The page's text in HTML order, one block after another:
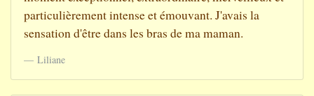
particulièrement intense et émouvant. J'avais la
sensation d'être dans les bras de ma maman.
Liliane